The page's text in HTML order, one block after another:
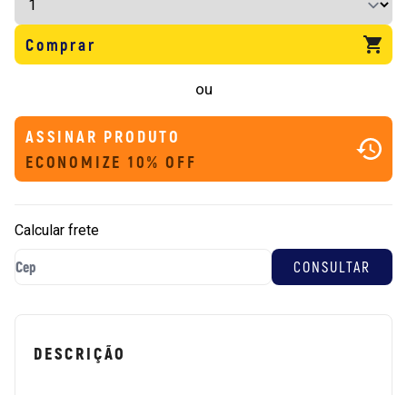
Comprar
ou
ASSINAR PRODUTO
ECONOMIZE 10% OFF
Calcular frete
DESCRIÇÃO